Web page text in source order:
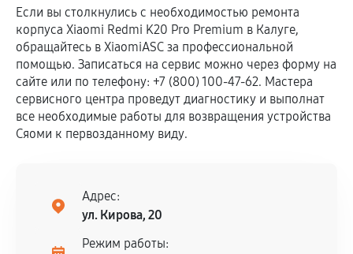
Если вы столкнулись с необходимостью ремонта
корпуса Xiaomi Redmi K20 Pro Premium в Калуге,
обращайтесь в XiaomiASC за профессиональной
помощью. Записаться на сервис можно через форму на
сайте или по телефону: +7 (800) 100-47-62. Мастера
сервисного центра проведут диагностику и выполнат
все необходимые работы для возвращения устройства
Сяоми к первозданному виду.
Адрес:
ул. Кирова, 20
Режим работы: